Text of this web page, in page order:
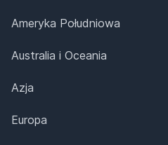
Ameryka Południowa
Australia i Oceania
Azja
Europa